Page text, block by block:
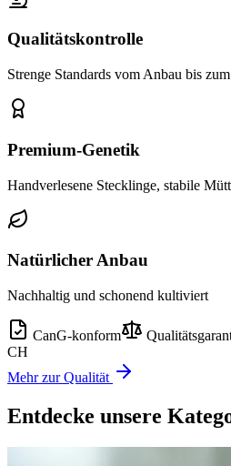
Qualitätskontrolle
Strenge Standards vom Anbau bis
Premium-Genetik
Handverlesene Stecklinge, stabile
Natürlicher Anbau
Nachhaltig und schonend kultiviert
CanG-konform
CH
Mehr zur Qualität
Entdecke unsere